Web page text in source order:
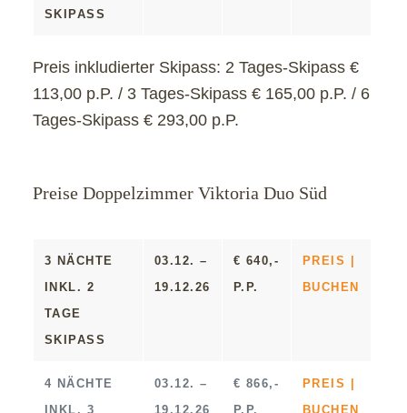
SKIPASS
Preis inkludierter Skipass: 2 Tages-Skipass €
113,00 p.P. / 3 Tages-Skipass € 165,00 p.P. / 6
Tages-Skipass € 293,00 p.P.
Preise Doppelzimmer Viktoria Duo Süd
3 NÄCHTE
INKL. 2
TAGE
SKIPASS
03.12. –
19.12.26
€ 640,-
P.P.
PREIS |
BUCHEN
4 NÄCHTE
INKL. 3
03.12. –
19.12.26
€ 866,-
P.P.
PREIS |
BUCHEN